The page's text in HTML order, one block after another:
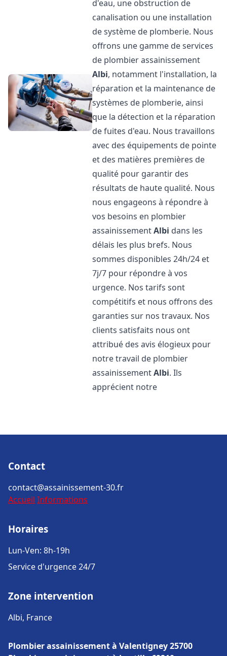
d'eau, une obstruction de
canalisation ou une installation
de système de plomberie. Nous
offrons une gamme de services
de plombier assainissement
Albi, notamment l'installation, la
réparation et la maintenance de
systèmes de plomberie, ainsi
que la détection et la réparation
de fuites d'eau. Nous travaillons
avec des équipements de pointe
et des matières premières de
qualité pour garantir des
résultats de haute qualité. Nous
nous engageons à répondre à
vos besoins en plombier
assainissementAlbi dans les
délais les plus brefs. Nous
sommes disponibles 24h/24 et
7j/7 pour répondre à vos
urgence. Nos tarifs sont
compétitifs et nous offrons des
garanties sur nos travaux. Nos
clients satisfaits nous ont
attribué des avis élogieux pour
notre travail de plombier
assainissementAlbi. Ils
apprécient notre
Contact
contact@assainissement-30.fr
Accueil Informations
Horaires
Lun-Ven: 8h-19h
Service d'urgence 24/7
Zone intervention
Albi, France
Plombier assainissement à Valentigney 25700